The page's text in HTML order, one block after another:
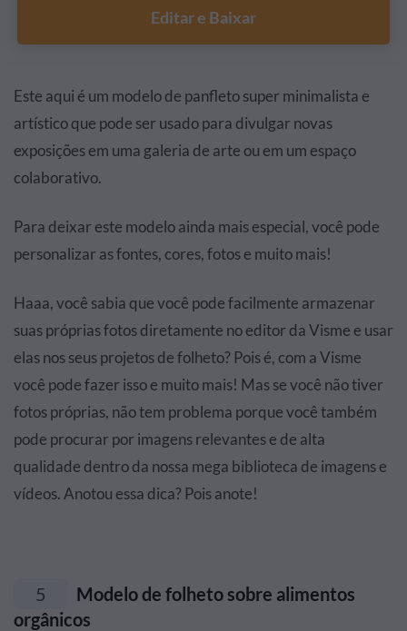
Editar e Baixar
Este aqui é um modelo de panfleto super minimalista e
artístico que pode ser usado para divulgar novas
exposições em uma galeria de arte ou em um espaço
colaborativo.
Para deixar este modelo ainda mais especial, você pode
personalizar as fontes, cores, fotos e muito mais!
Haaa, você sabia que você pode facilmente armazenar
suas próprias fotos diretamente no editor da Visme e usar
elas nos seus projetos de folheto? Pois é, com a Visme
você pode fazer isso e muito mais! Mas se você não tiver
fotos próprias, não tem problema porque você também
pode procurar por imagens relevantes e de alta
qualidade dentro da nossa mega biblioteca de imagens e
vídeos. Anotou essa dica? Pois anote!
5
Modelo de folheto sobre alimentos
orgânicos